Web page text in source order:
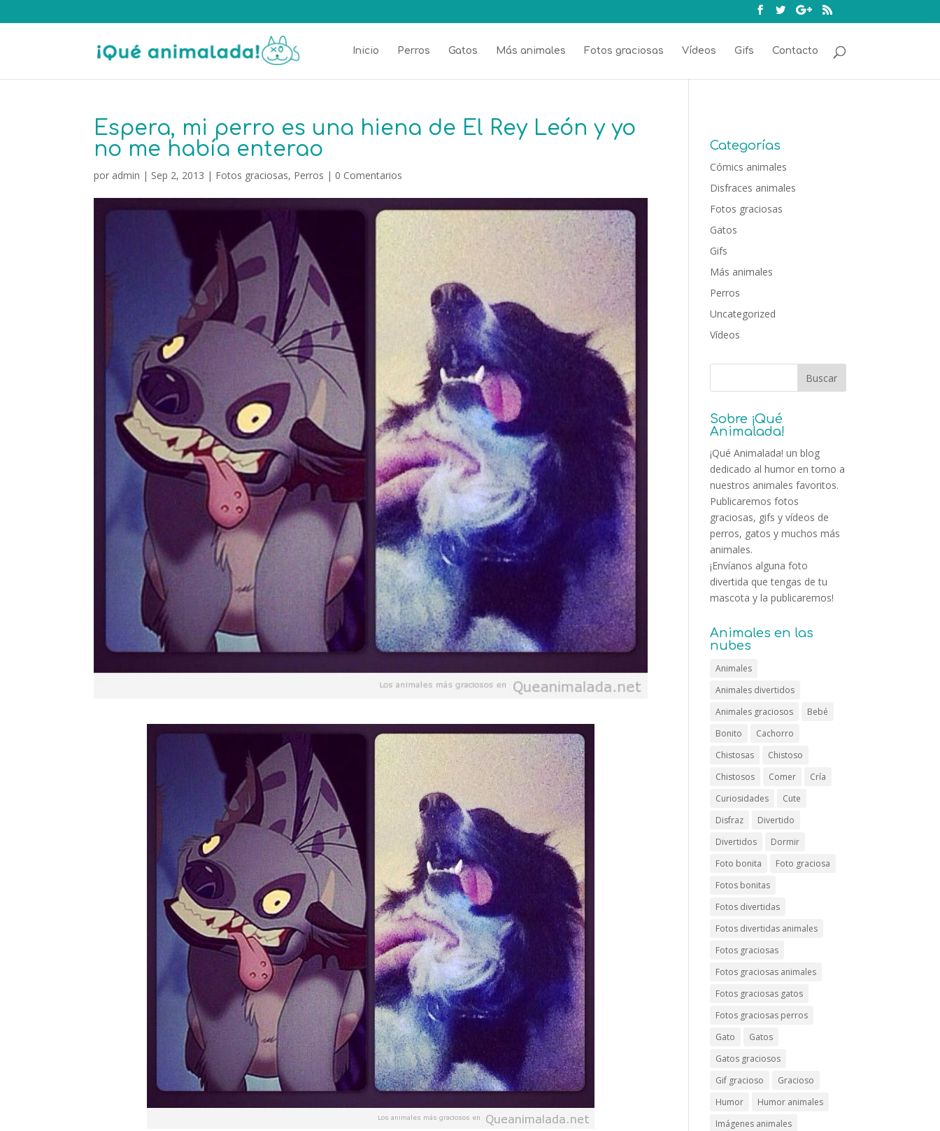
Inicio Perros Gatos Más animales Fotos graciosas Vídeos Gifs Contacto
Espera, mi perro es una hiena de El Rey León y yo
no me había enterao
por admin | Sep 2, 2013 | Fotos graciosas, Perros | 0 Comentarios
Categorías
Cómics animales
Disfraces animales
Fotos graciosas
Gatos
Gifs
Más animales
Perros
Uncategorized
Vídeos
Sobre ¡Qué
Animalada!
¡Qué Animalada! un blog
dedicado al humor en torno a
nuestros animales favoritos.
Publicaremos fotos
graciosas, gifs y vídeos de
perros, gatos y muchos más
animales.
¡Envíanos alguna foto
divertida que tengas de tu
mascota y la publicaremos!
Animales en las
nubes
Animales
Animales divertidos
Animales graciosos
Bebé
Bonito
Cachorro
Chistosas
Chistoso
Chistosos
Comer
Cría
Curiosidades
Cute
Disfraz
Divertido
Divertidos
Dormir
Foto bonita
Foto graciosa
Fotos bonitas
Fotos divertidas
Fotos divertidas animales
Fotos graciosas
Fotos graciosas animales
Fotos graciosas gatos
Fotos graciosas perros
Gato
Gatos
Gatos graciosos
Gif gracioso
Gracioso
Humor
Humor animales
Imágenes animales